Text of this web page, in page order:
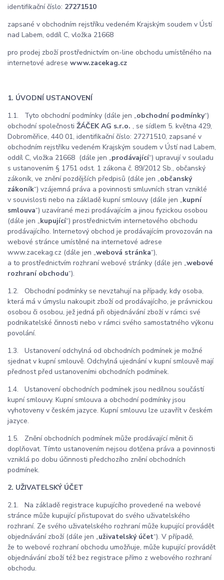
identifikační číslo: 27271510
zapsané v obchodním rejstříku vedeném Krajským soudem v Ústí
nad Labem, oddíl C, vložka 21668
pro prodej zboží prostřednictvím on-line obchodu umístěného na
internetové adrese www.zacekag.cz
1. ÚVODNÍ USTANOVENÍ
1.1. Tyto obchodní podmínky (dále jen „obchodní podmínky“)
obchodní společnosti ŽÁČEK AG s.r.o. , se sídlem 5. května 429,
Dobroměřice, 440 01, identifikační číslo: 27271510, zapsané v
obchodním rejstříku vedeném Krajským soudem v Ústí nad Labem,
oddíl C, vložka 21668 (dále jen „prodávající“) upravují v souladu
s ustanovením § 1751 odst. 1 zákona č. 89/2012 Sb., občanský
zákoník, ve znění pozdějších předpisů (dále jen „občanský
zákoník“) vzájemná práva a povinnosti smluvních stran vzniklé
v souvislosti nebo na základě kupní smlouvy (dále jen „kupní
smlouva“) uzavírané mezi prodávajícím a jinou fyzickou osobou
(dále jen „kupující“) prostřednictvím internetového obchodu
prodávajícího. Internetový obchod je prodávajícím provozován na
webové stránce umístěné na internetové adrese
www.zacekag.cz (dále jen „webová stránka“),
a to prostřednictvím rozhraní webové stránky (dále jen „webové
rozhraní obchodu“).
1.2. Obchodní podmínky se nevztahují na případy, kdy osoba,
která má v úmyslu nakoupit zboží od prodávajícího, je právnickou
osobou či osobou, jež jedná při objednávání zboží v rámci své
podnikatelské činnosti nebo v rámci svého samostatného výkonu
povolání.
1.3. Ustanovení odchylná od obchodních podmínek je možné
sjednat v kupní smlouvě. Odchylná ujednání v kupní smlouvě mají
přednost před ustanoveními obchodních podmínek.
1.4. Ustanovení obchodních podmínek jsou nedílnou součástí
kupní smlouvy. Kupní smlouva a obchodní podmínky jsou
vyhotoveny v českém jazyce. Kupní smlouvu lze uzavřít v českém
jazyce.
1.5. Znění obchodních podmínek může prodávající měnit či
doplňovat. Tímto ustanovením nejsou dotčena práva a povinnosti
vzniklá po dobu účinnosti předchozího znění obchodních
podmínek.
2. UŽIVATELSKÝ ÚČET
2.1. Na základě registrace kupujícího provedené na webové
stránce může kupující přistupovat do svého uživatelského
rozhraní. Ze svého uživatelského rozhraní může kupující provádět
objednávání zboží (dále jen „uživatelský účet“). V případě,
že to webové rozhraní obchodu umožňuje, může kupující provádět
objednávání zboží též bez registrace přímo z webového rozhraní
obchodu.